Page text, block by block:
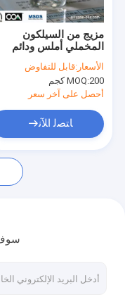
مراقبة الجودة
اتصل بنا
أخبار
برايمر عضوي للوجه
بولي ميثيل
مسحوق سيليكون
مزيج من السيلكون
المخملي أملس ودائم
ممتاز مناسب لمنتجات
زيت الشعر
الأسعار:قابل للتفاوض
MOQ:200 كجم
أحصل على آخر سعر
ﺎﺘﺼﻟ ﺍﻶﻧ
سوف